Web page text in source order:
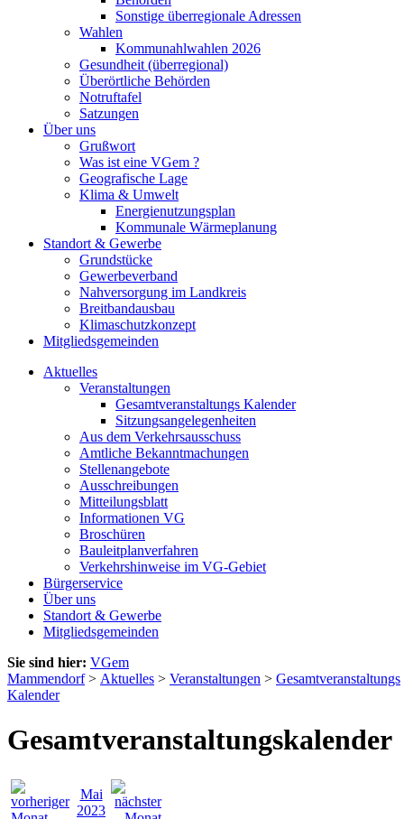
Sonstige überregionale Adressen
Wahlen
Kommunahlwahlen 2026
Gesundheit (überregional)
Überörtliche Behörden
Notruftafel
Satzungen
Über uns
Grußwort
Was ist eine VGem ?
Geografische Lage
Klima & Umwelt
Energienutzungsplan
Kommunale Wärmeplanung
Standort & Gewerbe
Grundstücke
Gewerbeverband
Nahversorgung im Landkreis
Breitbandausbau
Klimaschutzkonzept
Mitgliedsgemeinden
Aktuelles
Veranstaltungen
Gesamtveranstaltungs Kalender
Sitzungsangelegenheiten
Aus dem Verkehrsausschuss
Amtliche Bekanntmachungen
Stellenangebote
Ausschreibungen
Mitteilungsblatt
Informationen VG
Broschüren
Bauleitplanverfahren
Verkehrshinweise im VG-Gebiet
Bürgerservice
Über uns
Standort & Gewerbe
Mitgliedsgemeinden
Sie sind hier: VGem
Mammendorf> Aktuelles > Veranstaltungen > Gesamtveranstaltungs
Kalender
Gesamtveranstaltungskalender
Mai
2023